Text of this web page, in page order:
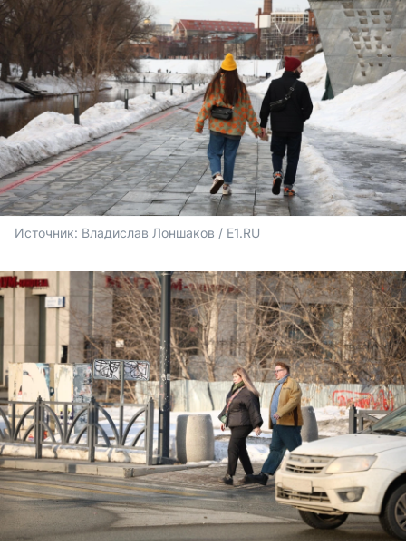
Источник: Владислав Лоншаков / E1.RU